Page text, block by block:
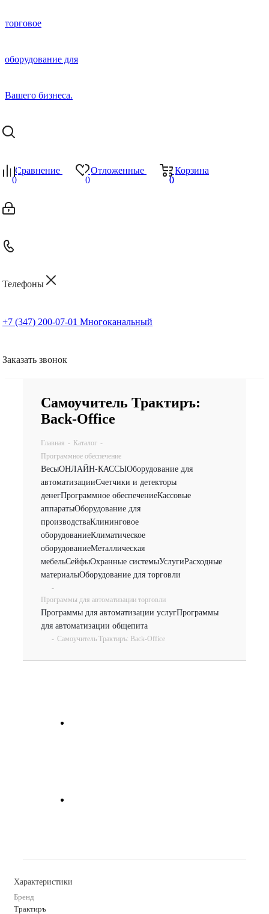
Сравнение
0
Отложенные
0
Корзина
0
0
Телефоны
+7 (347) 200-07-01 Многоканальный
Заказать звонок
Самоучитель Трактиръ:
Back-Office
Главная - Каталог -
Программное обеспечение
ВесыОНЛАЙН-КАССЫОборудование для
автоматизацииСчетчики и детекторы
денегПрограммное обеспечениеКассовые
аппаратыОборудование для
производстваКлининговое
оборудованиеКлиматическое
оборудованиеМеталлическая
мебельСейфыОхранные системыУслугиРасходные
материалыОборудование для торговли
-
Программы для автоматизации торговли
Программы для автоматизации услугПрограммы
для автоматизации общепита
- Самоучитель Трактиръ: Back-Office
Характеристики
Бренд
Трактиръ